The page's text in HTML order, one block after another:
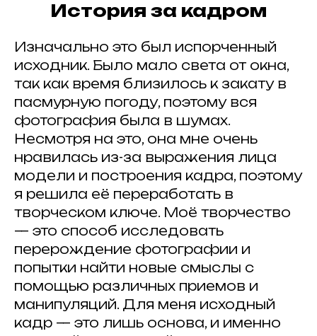
История за кадром
Изначально это был испорченный
исходник. Было мало света от окна,
так как время близилось к закату в
пасмурную погоду, поэтому вся
фотография была в шумах.
Несмотря на это, она мне очень
нравилась из-за выражения лица
модели и построения кадра, поэтому
я решила её переработать в
творческом ключе. Моё творчество
— это способ исследовать
перерождение фотографии и
попытки найти новые смыслы с
помощью различных приемов и
манипуляций. Для меня исходный
кадр — это лишь основа, и именно